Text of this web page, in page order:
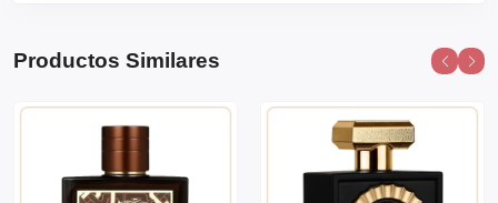
Productos Similares